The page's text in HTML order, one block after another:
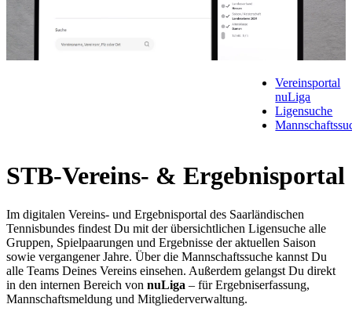
Vereinsportal
nuLiga
Ligensuche
STB-Vereins- & Ergebnisportal
Im digitalen Vereins- und Ergebnisportal des Saarländischen
Tennisbundes findest Du mit der übersichtlichen Ligensuche alle
Gruppen, Spielpaarungen und Ergebnisse der aktuellen Saison
sowie vergangener Jahre. Über die Mannschaftssuche kannst Du
alle Teams Deines Vereins einsehen. Außerdem gelangst Du direkt
in den internen Bereich von nuLiga – für Ergebniserfassung,
Mannschaftsmeldung und Mitgliederverwaltung.